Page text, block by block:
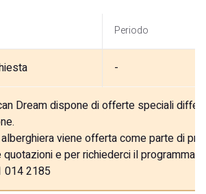
Periodo
-
Dream dispone di offerte speciali
viene offerta come parte di
e per richiederci il programma
014 2185